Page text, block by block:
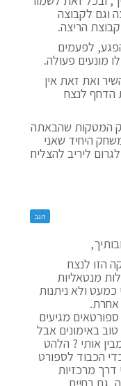
וגם לקבוצה
הריצה.
לפעמים
מונעים פעולה.
ואת זאת אין
הדחף לנצח
המטקות שהבאתה
היחיד שאני
ליריב להצליח
הזו לנצח
מנטאליות
כמעט ולא ניתנות
אחרת.
מגיעים
באימונים אבל
אותי ? הלהט
הכבוד לספורט
דרך מרכזיות
הגב